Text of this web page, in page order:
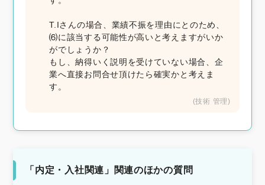
T.Iさんの場合、業績不振を理由にとのため、
⑹に該当する可能性が高いと考えますがいか
がでしょうか？
もし、納得いく説明を受けていない場合、企
業へ直接お問合せ頂けたら確実かと考えま
す。
(技術 管理)
「内定・入社関連」関連のほかの質問